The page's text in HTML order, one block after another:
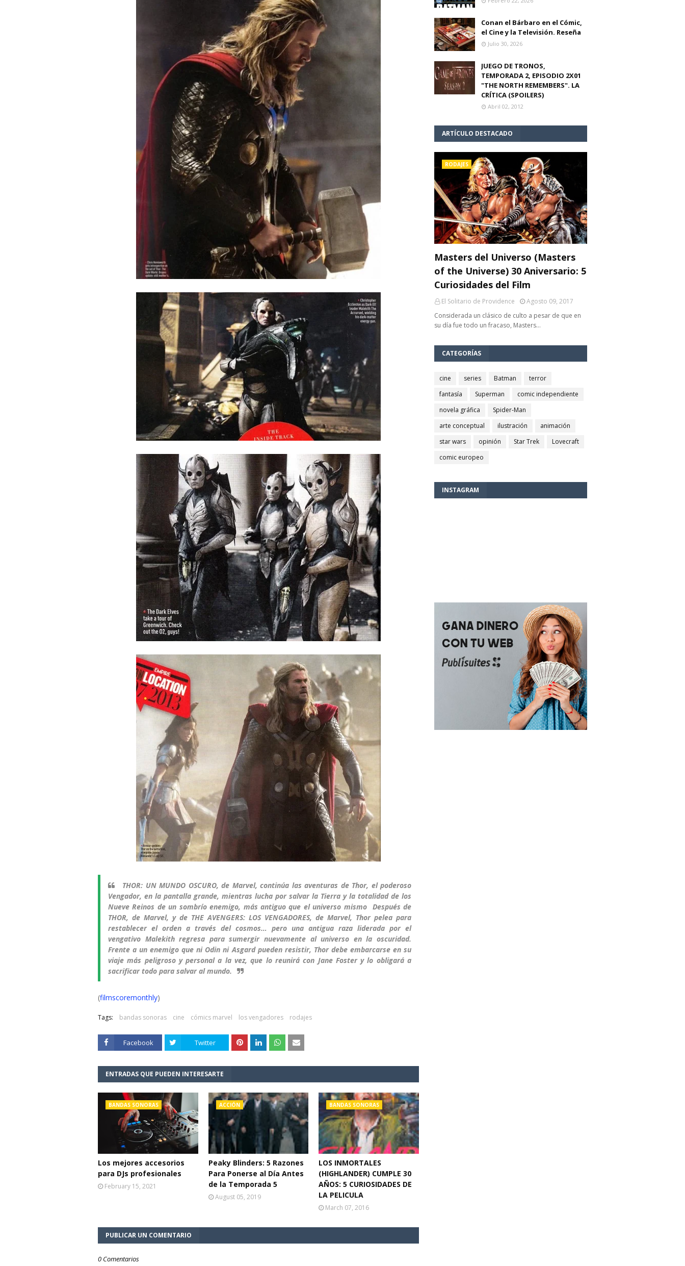
THOR: UN MUNDO OSCURO, de Marvel, continúa las aventuras de Thor, el poderoso
Vengador, en la pantalla grande, mientras lucha por salvar la Tierra y la totalidad de los
Nueve Reinos de un sombrío enemigo, más antiguo que el universo mismo Después de
THOR, de Marvel, y de THE AVENGERS: LOS VENGADORES, de Marvel, Thor pelea para
restablecer el orden a través del cosmos… pero una antigua raza liderada por el
vengativo Malekith regresa para sumergir nuevamente al universo en la oscuridad.
Frente a un enemigo que ni Odin ni Asgard pueden resistir, Thor debe embarcarse en su
viaje más peligroso y personal a la vez, que lo reunirá con Jane Foster y lo obligará a
sacrificar todo para salvar al mundo.
(filmscoremonthly)
Tags: bandas sonoras cine cómics marvel los vengadores rodajes
Facebook Twitter
ENTRADAS QUE PUEDEN INTERESARTE
BANDAS SONORAS
Los mejores accesorios
para DJs profesionales
February 15, 2021
ACCIÓN
Peaky Blinders: 5 Razones
Para Ponerse al Día Antes
de la Temporada 5
August 05, 2019
BANDAS SONORAS
LOS INMORTALES
(HIGHLANDER) CUMPLE 30
AÑOS: 5 CURIOSIDADES DE
LA PELICULA
March 07, 2016
PUBLICAR UN COMENTARIO
0 Comentarios
Conan el Bárbaro en el Cómic,
el Cine y la Televisión. Reseña
Julio 30, 2026
JUEGO DE TRONOS,
TEMPORADA 2, EPISODIO 2X01
"THE NORTH REMEMBERS". LA
CRÍTICA (SPOILERS)
Abril 02, 2012
ARTÍCULO DESTACADO
RODAJES
Masters del Universo (Masters
of the Universe) 30 Aniversario: 5
Curiosidades del Film
El Solitario de Providence
Agosto 09, 2017
Considerada un clásico de culto a pesar de que en
su día fue todo un fracaso, Masters…
CATEGORÍAS
cine series Batman
terror
fantasía
Superman
comic independiente
novela gráfica
Spider-Man
arte conceptual
ilustración
animación
star wars
opinión Star Trek
Lovecraft
comic europeo
INSTAGRAM